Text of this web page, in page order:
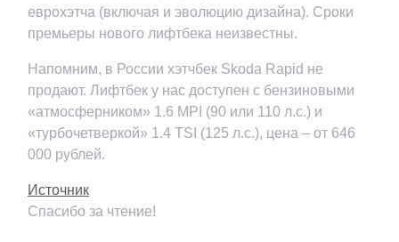
еврохэтча (включая и эволюцию дизайна). Сроки
премьеры нового лифтбека неизвестны.
Напомним, в России хэтчбек Skoda Rapid не
продают. Лифтбек у нас доступен с бензиновыми
«атмосферником» 1.6 MPI (90 или 110 л.с.) и
«турбочетверкой» 1.4 TSI (125 л.с.), цена – от 646
000 рублей.
Источник
Спасибо за чтение!